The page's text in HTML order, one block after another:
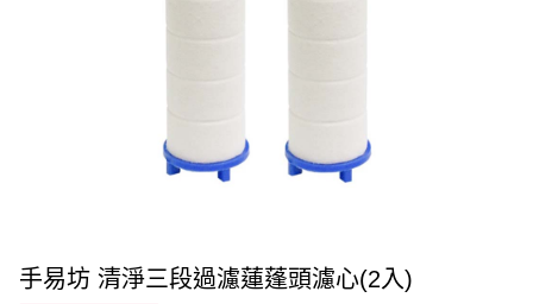
手易坊 清淨三段過濾蓮蓬頭濾心(2入)